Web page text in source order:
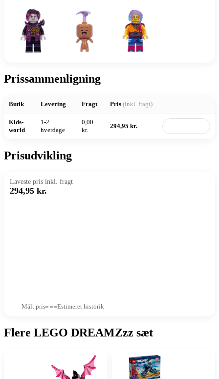
Prissammenligning
Butik Levering Fragt Pris (inkl. fragt)
Kids-
world
1-2
hverdage
0,00
kr.
294,95 kr.
Prisudvikling
Laveste pris inkl. fragt
294,95 kr.
Målt pris Estimeret historik
Flere LEGO DREAMZzz sæt